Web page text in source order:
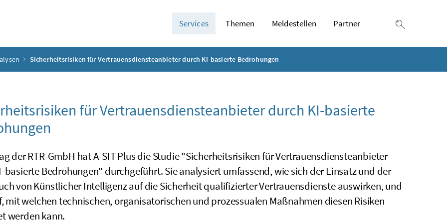
Services Themen Meldestellen Partner
Sicherheitsrisiken für Vertrauensdiensteanbieter durch KI-basierte Bedrohungen
für Vertrauensdiensteanbieter durch KI-basierte
der RTR-GmbH hat A-SIT Plus die Studie "Sicherheitsrisiken für Vertrauensdiensteanbieter
basierte Bedrohungen" durchgeführt. Sie analysiert umfassend, wie sich der Einsatz und der
von Künstlicher Intelligenz auf die Sicherheit qualifizierter Vertrauensdienste auswirken, und
mit welchen technischen, organisatorischen und prozessualen Maßnahmen diesen Risiken
werden kann.